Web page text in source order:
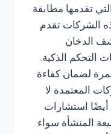
تقدمها مطابقة
الشركات تقدم
الدخان
التحكم الذكية.
لضمان كفاءة
المعتمدة لا
أيضًا استشارات
المنشأة سواء